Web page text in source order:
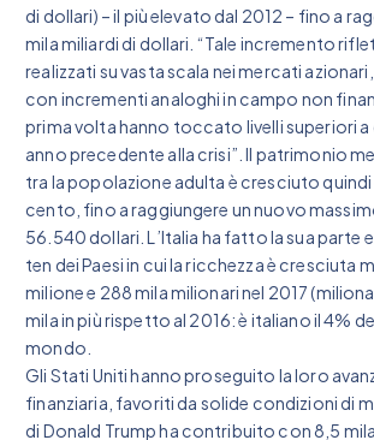
di dollari) – il più elevato dal 2012 – fino a
mila miliardi di dollari. “Tale incremento
realizzati su vasta scala nei mercati
con incrementi analoghi in campo non
prima volta hanno toccato livelli superiori a
anno precedente alla crisi”. Il patrimonio
tra la popolazione adulta è cresciuto quindi
cento, fino a raggiungere un nuovo
56.540 dollari. L’Italia ha fatto la sua parte
ten dei Paesi in cui la ricchezza è cresciuta
milione e 288 mila milionari nel 2017
mila in più rispetto al 2016: è italiano il 4%
mondo.
Gli Stati Uniti hanno proseguito la loro
finanziaria, favoriti da solide condizioni di
di Donald Trump ha contribuito con 8,5